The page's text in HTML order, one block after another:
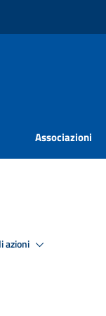
Associazioni
azioni